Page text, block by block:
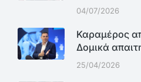
04/07/2026
Καραμέρος
Δομικά
25/04/2026